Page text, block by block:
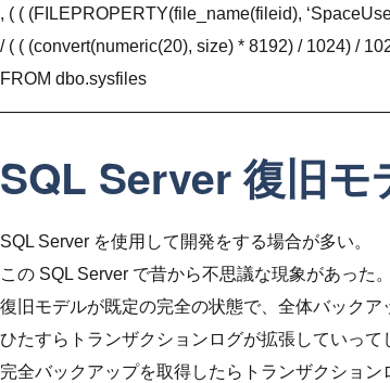
, ( ( (FILEPROPERTY(file_name(fileid),
/ ( ( (convert(numeric(20), size) * 8192) / 1024) /
FROM dbo.sysfiles
SQL Server 復旧モ
SQL Server を使用して開発をする場合が多い。
この SQL Server で昔から不思議な現象があった。
復旧モデルが既定の完全の状態で、全体バックア
ひたすらトランザクションログが拡張していって
完全バックアップを取得したらトランザクショ